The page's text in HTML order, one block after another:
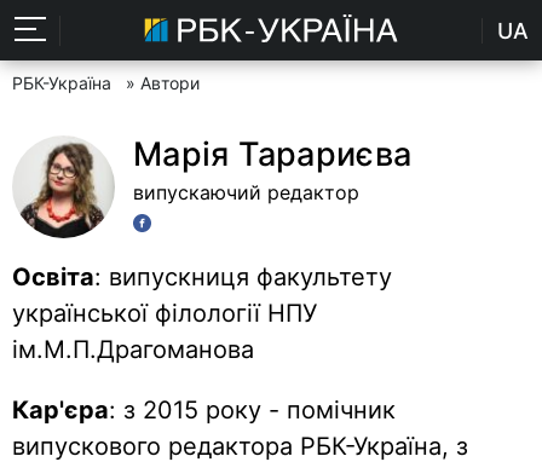
UA
РБК-Україна » Автори
Марія Тарариєва
випускаючий редактор
Освіта: випускниця факультету
української філології НПУ
ім.М.П.Драгоманова
Кар'єра: з 2015 року - помічник
випускового редактора РБК-Україна, з